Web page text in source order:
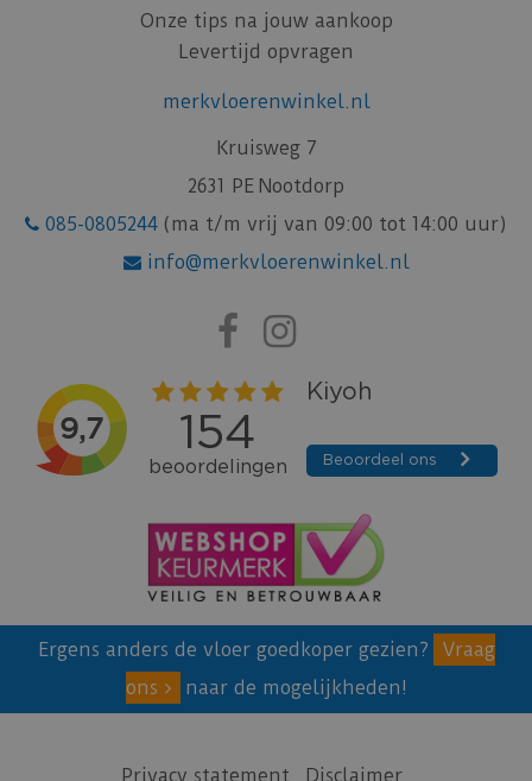
Onze tips na jouw aankoop
Levertijd opvragen
merkvloerenwinkel.nl
Kruisweg 7
2631 PE Nootdorp
085-0805244 (ma t/m vrij van 09:00 tot 14:00 uur)
info@merkvloerenwinkel.nl
Ergens anders de vloer goedkoper gezien?
Vraag
ons
naar de mogelijkheden!
Privacy statement Disclaimer